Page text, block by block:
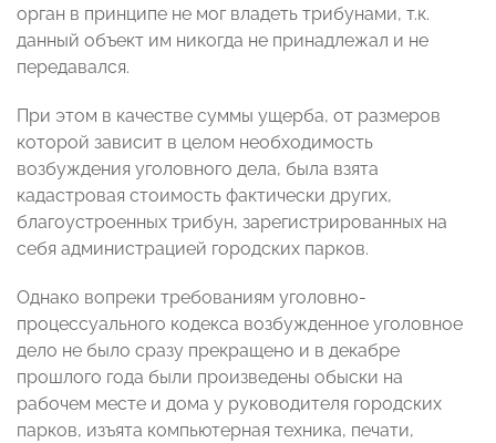
орган в принципе не мог владеть трибунами, т.к.
данный объект им никогда не принадлежал и не
передавался.
При этом в качестве суммы ущерба, от размеров
которой зависит в целом необходимость
возбуждения уголовного дела, была взята
кадастровая стоимость фактически других,
благоустроенных трибун, зарегистрированных на
себя администрацией городских парков.
Однако вопреки требованиям уголовно-
процессуального кодекса возбужденное уголовное
дело не было сразу прекращено и в декабре
прошлого года были произведены обыски на
рабочем месте и дома у руководителя городских
парков, изъята компьютерная техника, печати,